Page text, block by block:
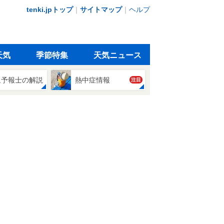
tenki.jpトップ｜ サイトマップ｜ ヘルプ
気 季節特集 天気ニュース
報士の解説 熱中症情報 注目